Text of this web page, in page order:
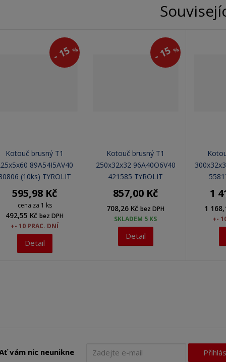
-15%
Kotouč brusný T1
89A54I5AV40
(10ks) TYROLIT
595,98 Kč
cena za 1 ks
492,55 Kč bez DPH
+- 10 PRAC. DNÍ
Detail
-15%
Kotouč brusný T1
250x32x32 96A40O6V40
421585 TYROLIT
857,00 Kč
708,26 Kč bez DPH
SKLADEM 5 KS
Detail
1
1
+-
vám nic neunikne